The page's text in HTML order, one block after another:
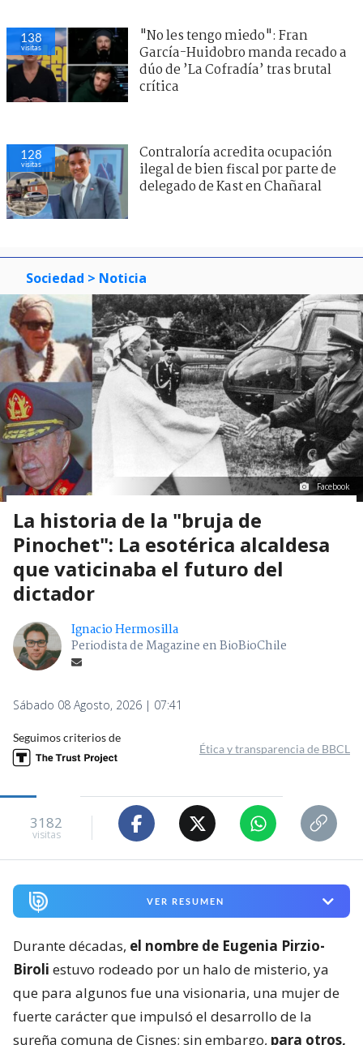
138
visitas
"No les tengo miedo": Fran
García-Huidobro manda recado a
dúo de ’La Cofradía’ tras brutal
crítica
128
visitas
Contraloría acredita ocupación
ilegal de bien fiscal por parte de
delegado de Kast en Chañaral
Sociedad > Noticia
Facebook
La historia de la "bruja de
Pinochet": La esotérica alcaldesa
que vaticinaba el futuro del
dictador
Ignacio Hermosilla
Periodista de Magazine en BioBioChile
Sábado 08 Agosto, 2026 | 07:41
Seguimos criterios de
Ética y transparencia de BBCL
3182
visitas
VER RESUMEN
Durante décadas, el nombre de Eugenia Pirzio-
Biroli estuvo rodeado por un halo de misterio, ya
que para algunos fue una visionaria, una mujer de
fuerte carácter que impulsó el desarrollo de la
sureña comuna de Cisnes; sin embargo, para otros,